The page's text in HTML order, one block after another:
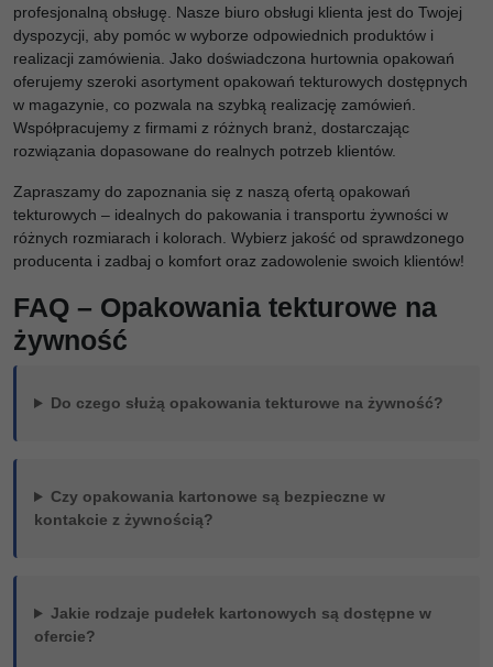
profesjonalną obsługę. Nasze biuro obsługi klienta jest do Twojej
dyspozycji, aby pomóc w wyborze odpowiednich produktów i
realizacji zamówienia. Jako doświadczona hurtownia opakowań
oferujemy szeroki asortyment opakowań tekturowych dostępnych
w magazynie, co pozwala na szybką realizację zamówień.
Współpracujemy z firmami z różnych branż, dostarczając
rozwiązania dopasowane do realnych potrzeb klientów.
Zapraszamy do zapoznania się z naszą ofertą opakowań
tekturowych – idealnych do pakowania i transportu żywności w
różnych rozmiarach i kolorach. Wybierz jakość od sprawdzonego
producenta i zadbaj o komfort oraz zadowolenie swoich klientów!
FAQ – Opakowania tekturowe na
żywność
Do czego służą opakowania tekturowe na żywność?
Czy opakowania kartonowe są bezpieczne w
kontakcie z żywnością?
Jakie rodzaje pudełek kartonowych są dostępne w
ofercie?